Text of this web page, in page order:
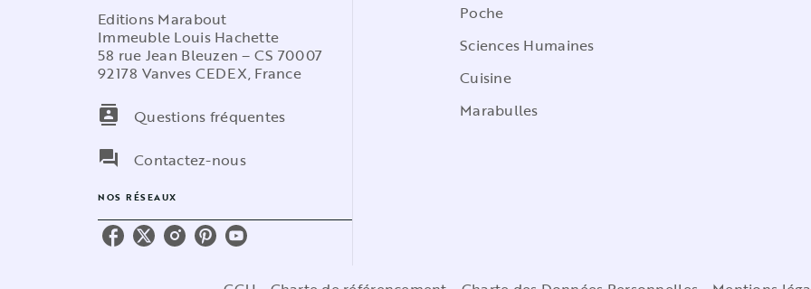
Editions Marabout
Immeuble Louis Hachette
58 rue Jean Bleuzen – CS 70007
92178 Vanves CEDEX, France
contacts
Questions fréquentes
question_answer
Contactez-nous
NOS RÉSEAUX
Poche
Sciences Humaines
Cuisine
Marabulles